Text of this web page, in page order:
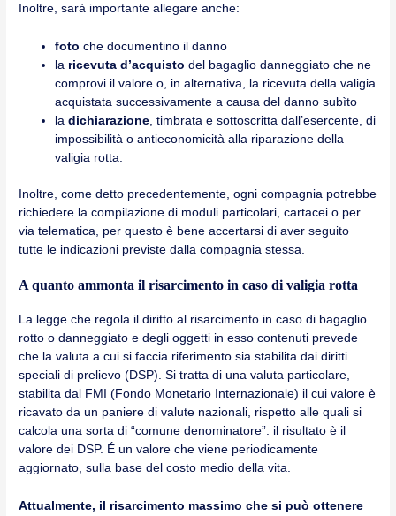
Inoltre, sarà importante allegare anche:
foto che documentino il danno
la ricevuta d’acquisto del bagaglio danneggiato che ne
comprovi il valore o, in alternativa, la ricevuta della valigia
acquistata successivamente a causa del danno subìto
ladichiarazione , timbrata e sottoscritta dall’esercente, di
impossibilità o antieconomicità alla riparazione della
valigia rotta.
Inoltre, come detto precedentemente, ogni compagnia potrebbe
richiedere la compilazione di moduli particolari, cartacei o per
via telematica, per questo è bene accertarsi di aver seguito
tutte le indicazioni previste dalla compagnia stessa.
A quanto ammonta il risarcimento in caso di valigia rotta
La legge che regola il diritto al risarcimento in caso di bagaglio
rotto o danneggiato e degli oggetti in esso contenuti prevede
che la valuta a cui si faccia riferimento sia stabilita dai diritti
speciali di prelievo (DSP). Si tratta di una valuta particolare,
stabilita dal FMI (Fondo Monetario Internazionale) il cui valore è
ricavato da un paniere di valute nazionali, rispetto alle quali si
calcola una sorta di “comune denominatore”: il risultato è il
valore dei DSP. É un valore che viene periodicamente
aggiornato, sulla base del costo medio della vita.
Attualmente, il risarcimento massimo che si può ottenere